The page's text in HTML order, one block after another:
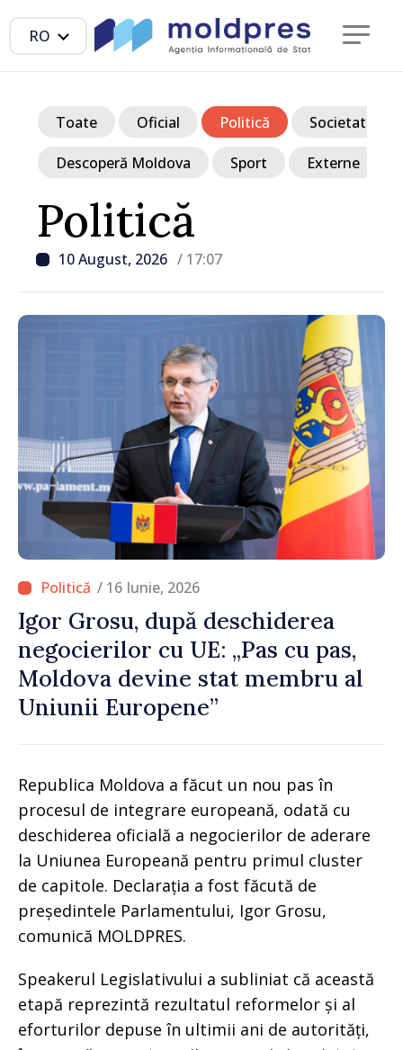
RO
Politică
10 August, 2026 / 17:07
Toate Oficial Politică Societate
Descoperă Moldova Sport Externe
/ 16 Iunie, 2026
Igor Grosu, după deschiderea
negocierilor cu UE: „Pas cu pas,
Moldova devine stat membru al
Uniunii Europene”
Republica Moldova a făcut un nou pas în
procesul de integrare europeană, odată cu
deschiderea oficială a negocierilor de aderare
la Uniunea Europeană pentru primul cluster
de capitole. Declarația a fost făcută de
președintele Parlamentului, Igor Grosu,
comunică MOLDPRES.
Speakerul Legislativului a subliniat că această
etapă reprezintă rezultatul reformelor și al
eforturilor depuse în ultimii ani de autorități,